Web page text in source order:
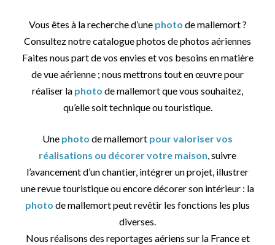
Vous êtes à la recherche d’une photo de mallemort ?
Consultez notre catalogue photos de photos aériennes
Faites nous part de vos envies et vos besoins en matière
de vue aérienne ; nous mettrons tout en œuvre pour
réaliser la photo de mallemort que vous souhaitez,
qu’elle soit technique ou touristique.
Une photo de mallemort pour valoriser vos
réalisations ou décorer votre maison, suivre
l’avancement d’un chantier, intégrer un projet, illustrer
une revue touristique ou encore décorer son intérieur : la
photo de mallemort peut revêtir les fonctions les plus
diverses.
Nous réalisons des reportages aériens sur la France et